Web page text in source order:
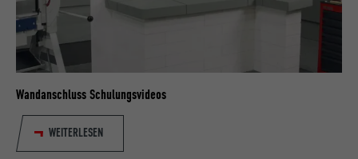
Wandanschluss Schulungsvideos
WEITERLESEN